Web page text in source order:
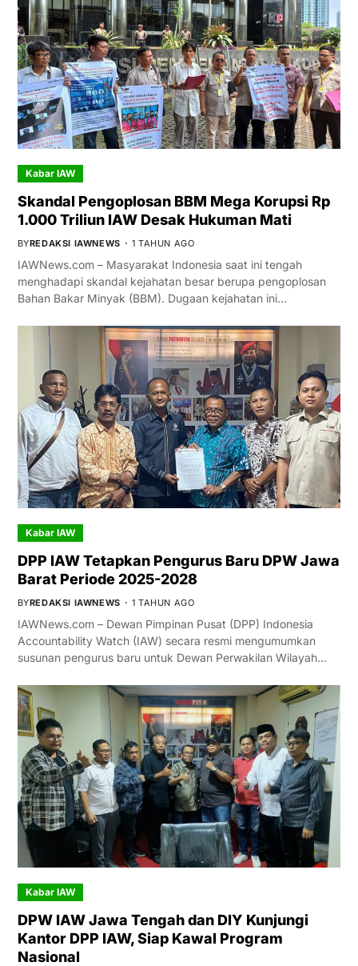
Kabar IAW
Skandal Pengoplosan BBM Mega Korupsi Rp
1.000 Triliun IAW Desak Hukuman Mati
BYREDAKSI IAWNEWS 1 TAHUN AGO
IAWNews.com – Masyarakat Indonesia saat ini tengah
menghadapi skandal kejahatan besar berupa pengoplosan
Bahan Bakar Minyak (BBM). Dugaan kejahatan ini…
Kabar IAW
DPP IAW Tetapkan Pengurus Baru DPW Jawa
Barat Periode 2025-2028
BYREDAKSI IAWNEWS 1 TAHUN AGO
IAWNews.com – Dewan Pimpinan Pusat (DPP) Indonesia
Accountability Watch (IAW) secara resmi mengumumkan
susunan pengurus baru untuk Dewan Perwakilan Wilayah…
Kabar IAW
DPW IAW Jawa Tengah dan DIY Kunjungi
Kantor DPP IAW, Siap Kawal Program
Nasional